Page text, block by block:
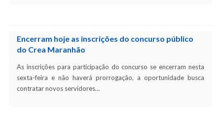
Encerram hoje as inscrições do concurso público
do Crea Maranhão
As inscrições para participação do concurso se encerram nesta
sexta-feira e não haverá prorrogação, a oportunidade busca
contratar novos servidores…